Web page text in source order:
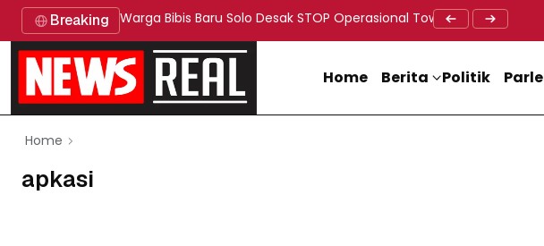
Breaking Warga Bibis Baru Solo Desak STOP Operasional Tower BTS, Diwa :
Doa Lintas
Home Berita Politik
Home
apkasi